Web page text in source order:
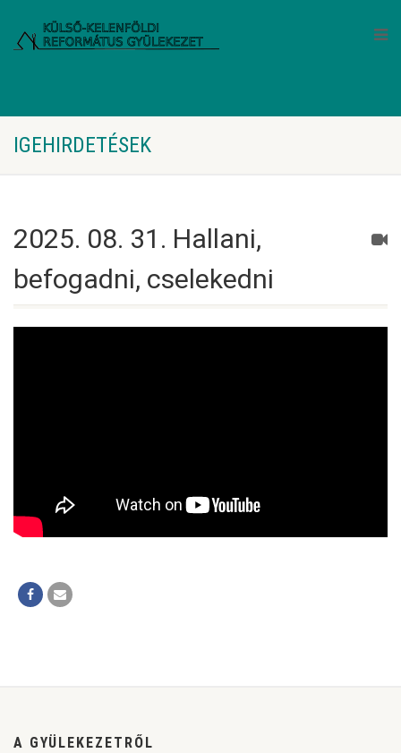
IGEHIRDETÉSEK
2025. 08. 31. Hallani,
befogadni, cselekedni
A GYÜLEKEZETRŐL